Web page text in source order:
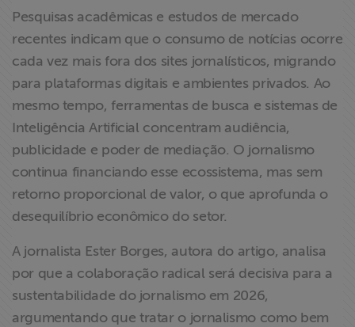
Pesquisas acadêmicas e estudos de mercado
recentes indicam que o consumo de notícias ocorre
cada vez mais fora dos sites jornalísticos, migrando
para plataformas digitais e ambientes privados. Ao
mesmo tempo, ferramentas de busca e sistemas de
Inteligência Artificial concentram audiência,
publicidade e poder de mediação. O jornalismo
continua financiando esse ecossistema, mas sem
retorno proporcional de valor, o que aprofunda o
desequilíbrio econômico do setor.
A jornalista Ester Borges, autora do artigo, analisa
por que a colaboração radical será decisiva para a
sustentabilidade do jornalismo em 2026,
argumentando que tratar o jornalismo como bem